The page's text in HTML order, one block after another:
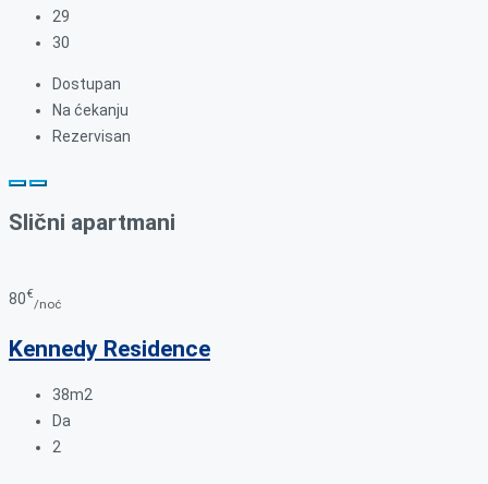
29
30
Dostupan
Na ćekanju
Rezervisan
Slični apartmani
80€
/noć
Kennedy Residence
38m2
Da
2